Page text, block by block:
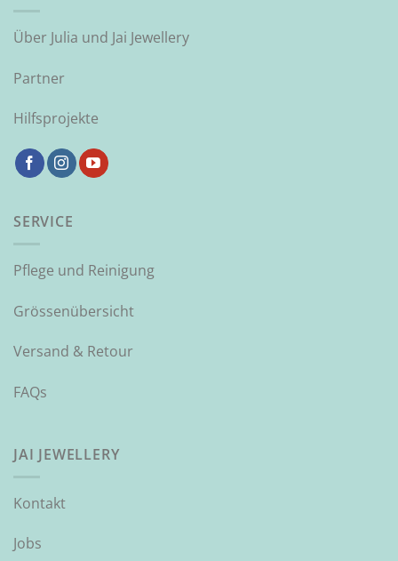
Über Julia und Jai Jewellery
Partner
Hilfsprojekte
SERVICE
Pflege und Reinigung
Grössenübersicht
Versand & Retour
FAQs
JAI JEWELLERY
Kontakt
Jobs